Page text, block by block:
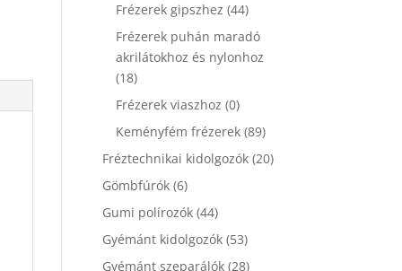
Frézerek gipszhez (44)
Frézerek puhán maradó
akrilátokhoz és nylonhoz
(18)
Frézerek viaszhoz (0)
Keményfém frézerek (89)
Fréztechnikai kidolgozók (20)
Gömbfúrók (6)
Gumi polírozók (44)
Gyémánt kidolgozók (53)
Gyémánt szeparálók (28)